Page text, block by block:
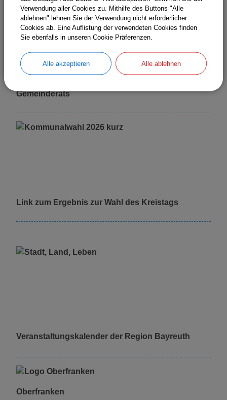
Gemeinderats
Link zum Ergebnis zur Wahl des Kreistags
Spalte
Veranstaltungskalender der Region Bayreuth
Oberfranken
Verwendung aller Cookies zu. Mithilfe des Buttons "Alle
ablehnen" lehnen Sie der Verwendung nicht erforderlicher
Cookies ab. Eine Auflistung der verwendeten Cookies finden
Sie ebenfalls in unseren Cookie Präferenzen.
Alle akzeptieren Alle ablehnen